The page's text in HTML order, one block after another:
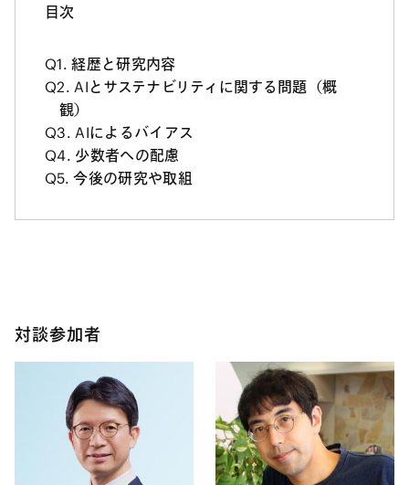
目次
Q1.経歴と研究内容
Q2. AIとサステナビリティに関する問題（概
観）
Q3. AIによるバイアス
Q4. 少数者への配慮
Q5.今後の研究や取組
対談参加者